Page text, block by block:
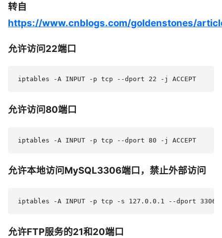
转自
https://www.cnblogs.com/goldenstones/
允许访问22端口
允许访问80端口
允许本地访问MySQL3306端口，禁止外部访问
允许FTP服务的21和20端口